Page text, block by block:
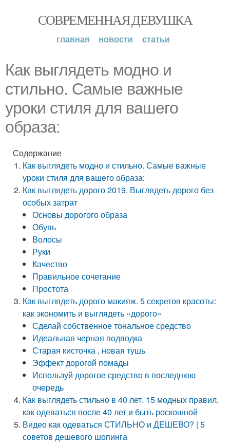
СОВРЕМЕННАЯ ДЕВУШКА
главная новости статьи
Как выглядеть модно и
стильно. Самые важные
уроки стиля для вашего
образа:
Содержание
Как выглядеть модно и стильно. Самые важные
уроки стиля для вашего образа:
Как выглядеть дорого 2019. Выглядеть дорого без
особых затрат
Основы дорогого образа
Обувь
Волосы
Руки
Качество
Правильное сочетание
Простота
Как выглядеть дорого макияж. 5 секретов красоты:
как экономить и выглядеть «дорого»
Сделай собственное тональное средство
Идеальная черная подводка
Старая кисточка , новая тушь
Эффект дорогой помады
Используй дорогое средство в последнюю
очередь
Как выглядеть стильно в 40 лет. 15 модных правил,
как одеваться после 40 лет и быть роскошной
Видео как одеваться СТИЛЬНО и ДЕШЕВО? | 5
советов дешевого шопинга